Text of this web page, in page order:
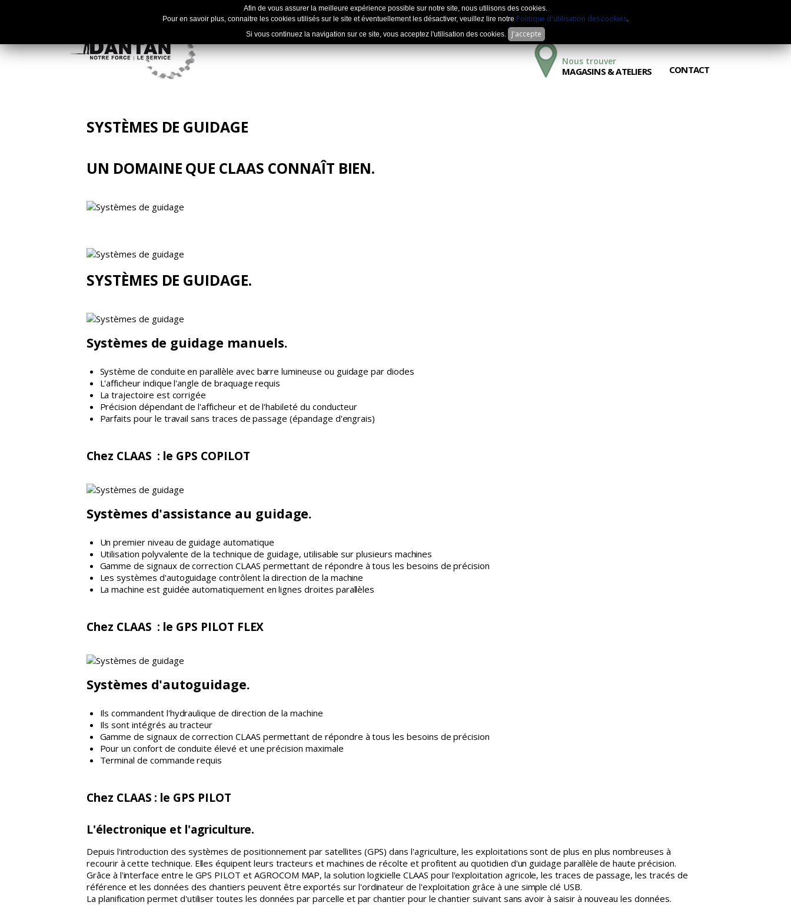
Afin de vous assurer la meilleure expérience possible sur notre site, nous utilisons des cookies.
Pour en savoir plus, connaitre les cookies utilisés sur le site et éventuellement les désactiver, veuillez lire notre Politique d'utilisation des cookies.
Si vous continuez la navigation sur ce site, vous acceptez l'utilisation des cookies.
J'accepte
CONTACT
MAGASINS & ATELIERS
Nous trouver
SYSTÈMES DE GUIDAGE
UN DOMAINE QUE CLAAS CONNAÎT BIEN.
SYSTÈMES DE GUIDAGE.
Systèmes de guidage manuels.
Système de conduite en parallèle avec barre lumineuse ou guidage par diodes
L'afficheur indique l'angle de braquage requis
La trajectoire est corrigée
Précision dépendant de l'afficheur et de l'habileté du conducteur
Parfaits pour le travail sans traces de passage (épandage d'engrais)
Chez CLAAS : le GPS COPILOT
Systèmes d'assistance au guidage.
Un premier niveau de guidage automatique
Utilisation polyvalente de la technique de guidage, utilisable sur plusieurs machines
Gamme de signaux de correction CLAAS permettant de répondre à tous les besoins de précision
Les systèmes d'autoguidage contrôlent la direction de la machine
La machine est guidée automatiquement en lignes droites parallèles
Chez CLAAS : le GPS PILOT FLEX
Systèmes d'autoguidage.
Ils commandent l'hydraulique de direction de la machine
Ils sont intégrés au tracteur
Gamme de signaux de correction CLAAS permettant de répondre à tous les besoins de précision
Pour un confort de conduite élevé et une précision maximale
Terminal de commande requis
Chez CLAAS : le GPS PILOT
L'électronique et l'agriculture.
Depuis l'introduction des systèmes de positionnement par satellites (GPS) dans l'agriculture, les exploitations sont de plus en plus nombreuses à
recourir à cette technique. Elles équipent leurs tracteurs et machines de récolte et profitent au quotidien d'un guidage parallèle de haute précision.
Grâce à l'interface entre le GPS PILOT et AGROCOM MAP, la solution logicielle CLAAS pour l'exploitation agricole, les traces de passage, les tracés de
référence et les données des chantiers peuvent être exportés sur l'ordinateur de l'exploitation grâce à une simple clé USB.
La planification permet d'utiliser toutes les données par parcelle et par chantier pour le chantier suivant sans avoir à saisir à nouveau les données.